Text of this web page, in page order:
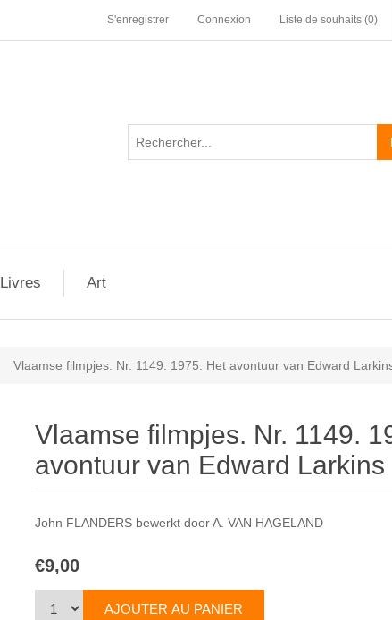
S'enregistrer Connexion Liste de souhaits (0)
Livres Art
Vlaamse filmpjes. Nr. 1149. 1975. Het avontuur van Edward
Vlaamse filmpjes. Nr. 1149.
avontuur van Edward Larkins
John FLANDERS bewerkt door A. VAN HAGELAND
€9,00